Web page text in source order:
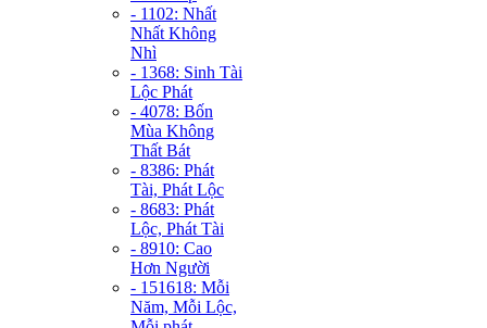
- 1102: Nhất
Nhất Không
Nhì
- 1368: Sinh Tài
Lộc Phát
- 4078: Bốn
Mùa Không
Thất Bát
- 8386: Phát
Tài, Phát Lộc
- 8683: Phát
Lộc, Phát Tài
- 8910: Cao
Hơn Người
- 151618: Mỗi
Năm, Mỗi Lộc,